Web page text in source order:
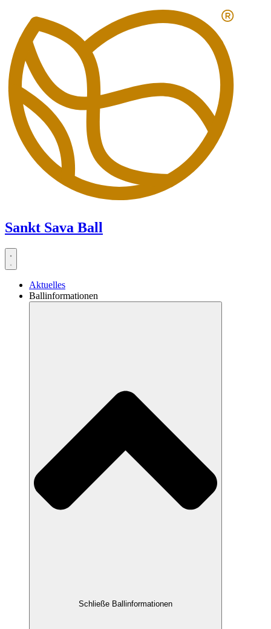
springen
Sankt Sava Ball
Aktuelles
Ballinformationen
Schließe Ballinformationen